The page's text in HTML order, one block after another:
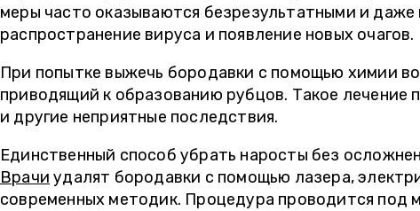
меры часто оказываются безрезультатными и даже
распространение вируса и появление новых очагов.
При попытке выжечь бородавки с помощью химии
приводящий к образованию рубцов. Такое лечение
и другие неприятные последствия.
Единственный способ убрать наросты без
Врачи удалят бородавки с помощью лазера,
современных методик. Процедура проводится под